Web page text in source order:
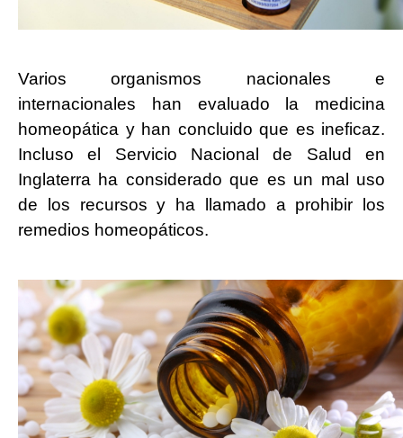
Varios organismos nacionales e
internacionales han evaluado la medicina
homeopática y han concluido que es ineficaz.
Incluso el Servicio Nacional de Salud en
Inglaterra ha considerado que es un mal uso
de los recursos y ha llamado a prohibir los
remedios homeopáticos.